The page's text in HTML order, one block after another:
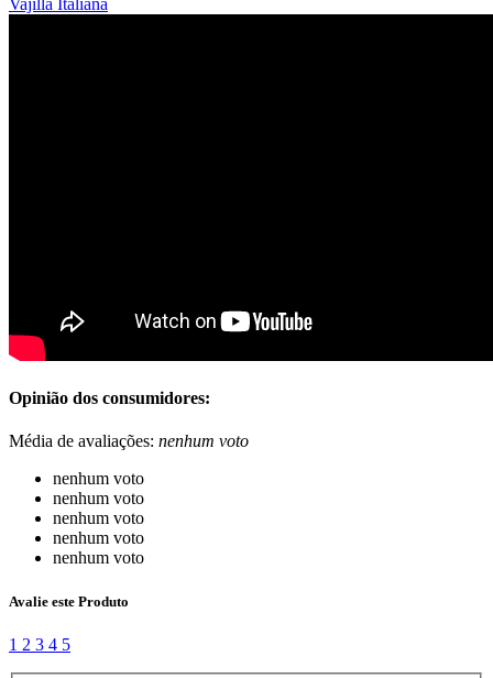
Opinião dos consumidores:
Média de avaliações: nenhum voto
nenhum voto
nenhum voto
nenhum voto
nenhum voto
nenhum voto
Avalie este Produto
1 2 3 4 5